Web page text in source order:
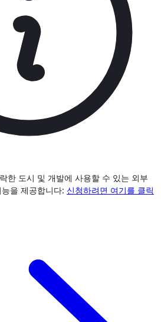
한 도시 및 개발에 사용할 수 있는 외부
을 제공합니다: 신청하려면 여기를 클릭